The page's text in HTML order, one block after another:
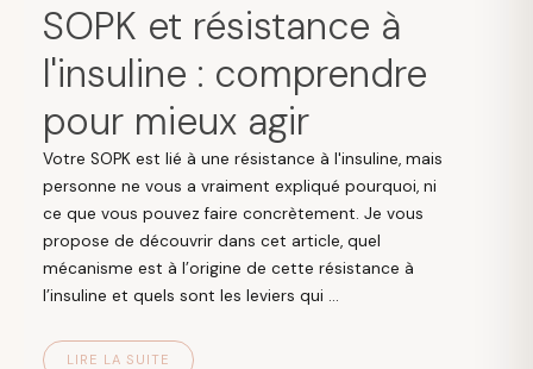
SOPK et résistance à
l'insuline : comprendre
pour mieux agir
Votre SOPK est lié à une résistance à l'insuline, mais
personne ne vous a vraiment expliqué pourquoi, ni
ce que vous pouvez faire concrètement. Je vous
propose de découvrir dans cet article, quel
mécanisme est à l’origine de cette résistance à
l’insuline et quels sont les leviers qui ...
LIRE LA SUITE